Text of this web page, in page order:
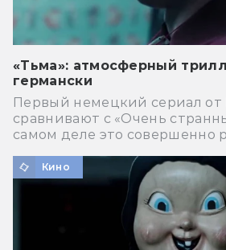
«Тьма»: атмосферный
германски
Первый немецкий сериал от
сравнивают с «Очень
самом деле это совершенно
Кино